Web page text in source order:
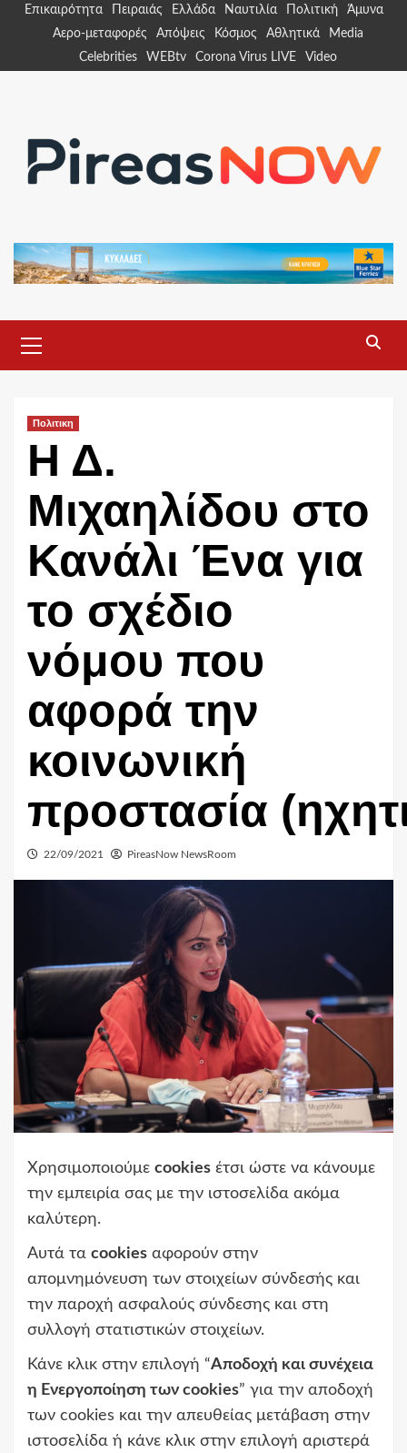
Επικαιρότητα Πειραιάς Ελλάδα Ναυτιλία Πολιτική
Άμυνα
Αερο-μεταφορές
Απόψεις Κόσμος Αθλητικά
Media
Celebrities
WEBtv Corona Virus LIVE Video
Menu
Πολιτικη
Η Δ.
Μιχαηλίδου στο
Κανάλι Ένα για
το σχέδιο
νόμου που
αφορά την
κοινωνική
προστασία
22/09/2021 PireasNow NewsRoom
Χρησιμοποιούμε cookies έτσι ώστε να κάνουμε
την εμπειρία σας με την ιστοσελίδα ακόμα
καλύτερη.
Αυτά τα cookies αφορούν στην
απομνημόνευση των στοιχείων σύνδεσής και
την παροχή ασφαλούς σύνδεσης και στη
συλλογή στατιστικών στοιχείων.
Κάνε κλικ στην επιλογή “Αποδοχή και συνέχεια
η Ενεργοποίηση των cookies” για την αποδοχή
των cookies και την απευθείας μετάβαση στην
ιστοσελίδα ή κάνε κλικ στην επιλογή αριστερά